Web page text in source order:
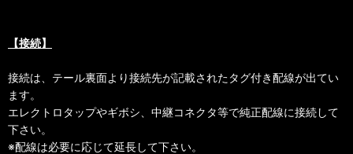
【接続】
接続は、テール裏面より接続先が記載されたタグ付き配線が出てい
ます。
エレクトロタップやギボシ、中継コネクタ等で純正配線に接続して
下さい。
※配線は必要に応じて延長して下さい。